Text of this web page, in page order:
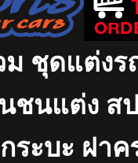
ชุดแต่งร
ชนแต่ง สป
ระบะ ฝาค